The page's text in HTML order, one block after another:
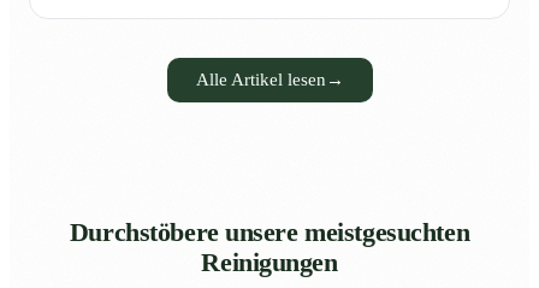
Alle Artikel lesen →
Durchstöbere unsere meistgesuchten
Reinigungen